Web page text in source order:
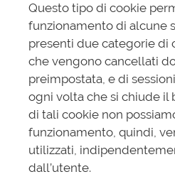
Questo tipo di cookie
funzionamento di alcune
presenti due categorie di
che vengono cancellati
preimpostata, e di
ogni volta che si chiude il
di tali cookie non
funzionamento, quindi,
utilizzati,
dall’utente.